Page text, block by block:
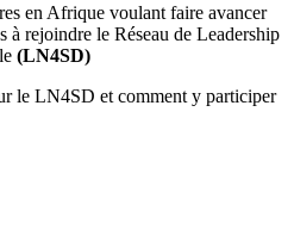
en Afrique voulant faire avancer
rejoindre le Réseau de Leadership
(LN4SD)
le LN4SD et comment y participer